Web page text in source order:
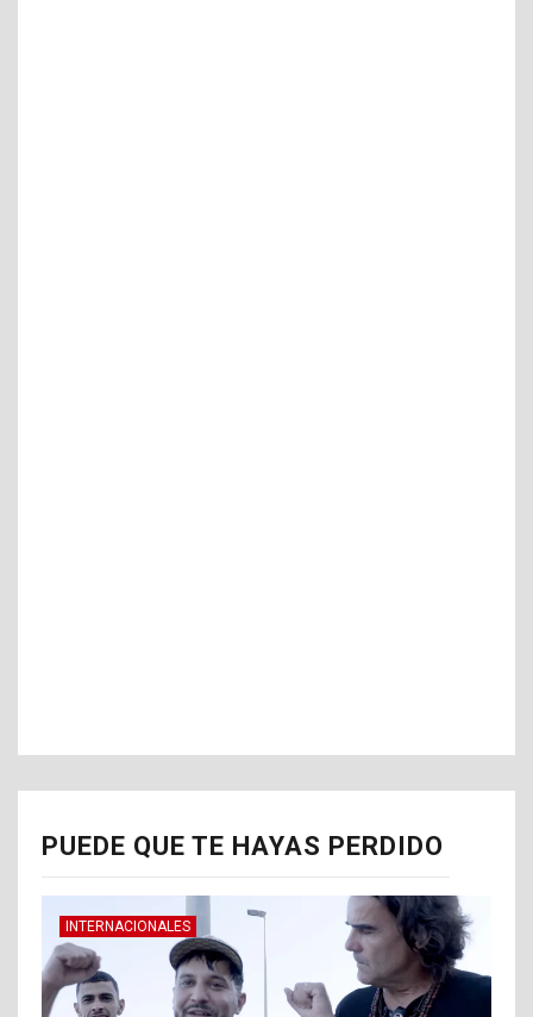
PUEDE QUE TE HAYAS PERDIDO
INTERNACIONALES